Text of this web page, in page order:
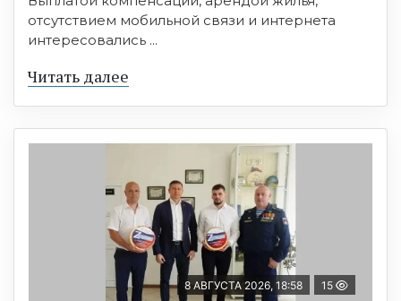
отсутствием мобильной связи и интернета
интересовались ...
Читать далее
8 АВГУСТА 2026, 18:58 15